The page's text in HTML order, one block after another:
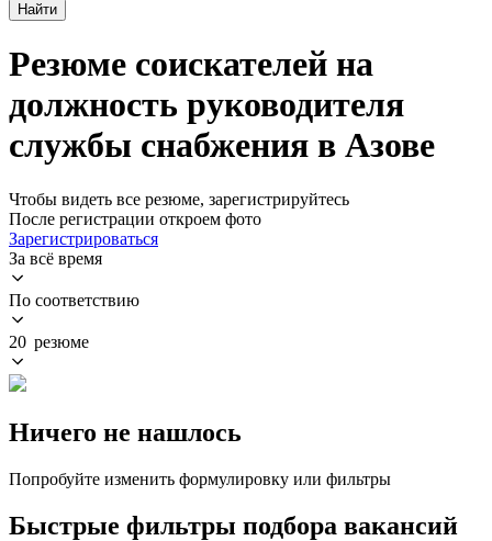
Найти
Резюме соискателей на
должность руководителя
службы снабжения в Азове
Чтобы видеть все резюме, зарегистрируйтесь
После регистрации откроем фото
Зарегистрироваться
За всё время
По соответствию
20 резюме
Ничего не нашлось
Попробуйте изменить формулировку или фильтры
Быстрые фильтры подбора вакансий